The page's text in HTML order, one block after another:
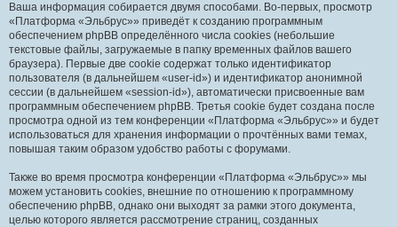
Ваша информация собирается двумя способами. Во-первых, просмотр
«Платформа «Эльбрус»» приведёт к созданию программным
обеспечением phpBB определённого числа cookies (небольшие
текстовые файлы, загружаемые в папку временных файлов вашего
браузера). Первые две cookie содержат только идентификатор
пользователя (в дальнейшем «user-id») и идентификатор анонимной
сессии (в дальнейшем «session-id»), автоматически присвоенные вам
программным обеспечением phpBB. Третья cookie будет создана после
просмотра одной из тем конференции «Платформа «Эльбрус»» и будет
использоваться для хранения информации о прочтённых вами темах,
повышая таким образом удобство работы с форумами.
Также во время просмотра конференции «Платформа «Эльбрус»» мы
можем установить cookies, внешние по отношению к программному
обеспечению phpBB, однако они выходят за рамки этого документа,
целью которого является рассмотрение страниц, созданных